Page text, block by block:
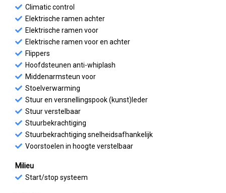
Climatic control
Elektrische ramen achter
Elektrische ramen voor
Elektrische ramen voor en achter
Flippers
Hoofdsteunen anti-whiplash
Middenarmsteun voor
Stoelverwarming
Stuur en versnellingspook (kunst)leder
Stuur verstelbaar
Stuurbekrachtiging
Stuurbekrachtiging snelheidsafhankelijk
Voorstoelen in hoogte verstelbaar
Milieu
Start/stop systeem